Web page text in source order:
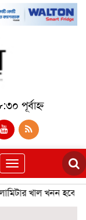
পূর্বাহ্ন
Toggle
navigation
খাল খনন হবে: